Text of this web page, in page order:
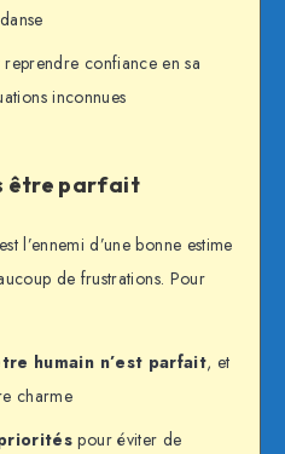
confiance en sa
inconnues
être parfait
l’ennemi d’une bonne estime
de frustrations. Pour
humain n’est parfait, et
charme
pour éviter de